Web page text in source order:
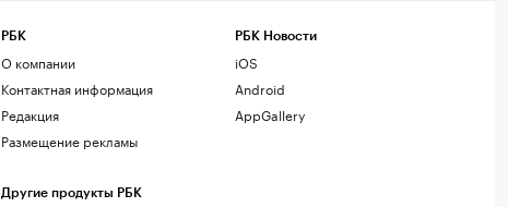
РБК
О компании
Контактная информация
Редакция
Размещение рекламы
Другие продукты РБК
РБК Новости
iOS
Android
AppGallery